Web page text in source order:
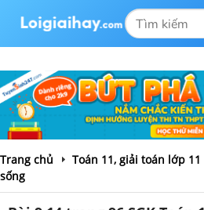
Trang chủ
Toán 11, giải toán lớp
sống